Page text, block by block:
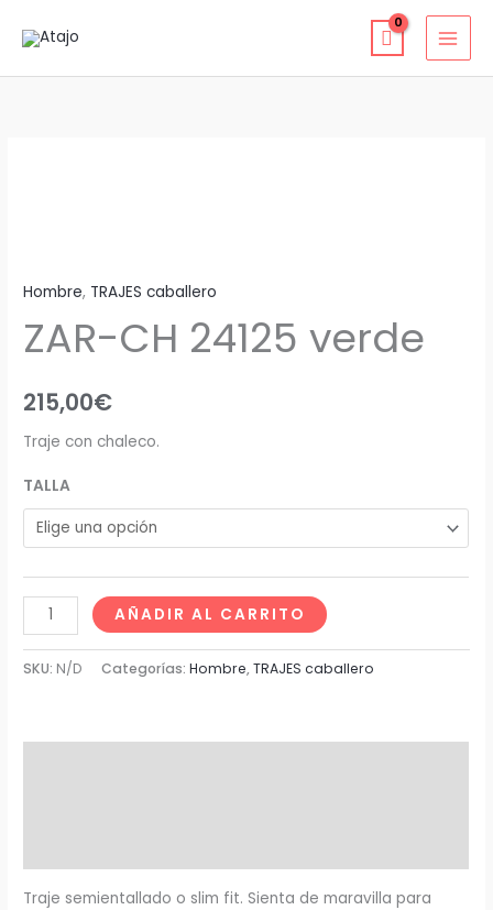
Hombre, TRAJES caballero
ZAR-CH 24125 verde
215,00€
Traje con chaleco.
TALLA
AÑADIR AL CARRITO
SKU: N/D Categorías:Hombre,TRAJES caballero
Traje semientallado o slim fit. Sienta de maravilla para